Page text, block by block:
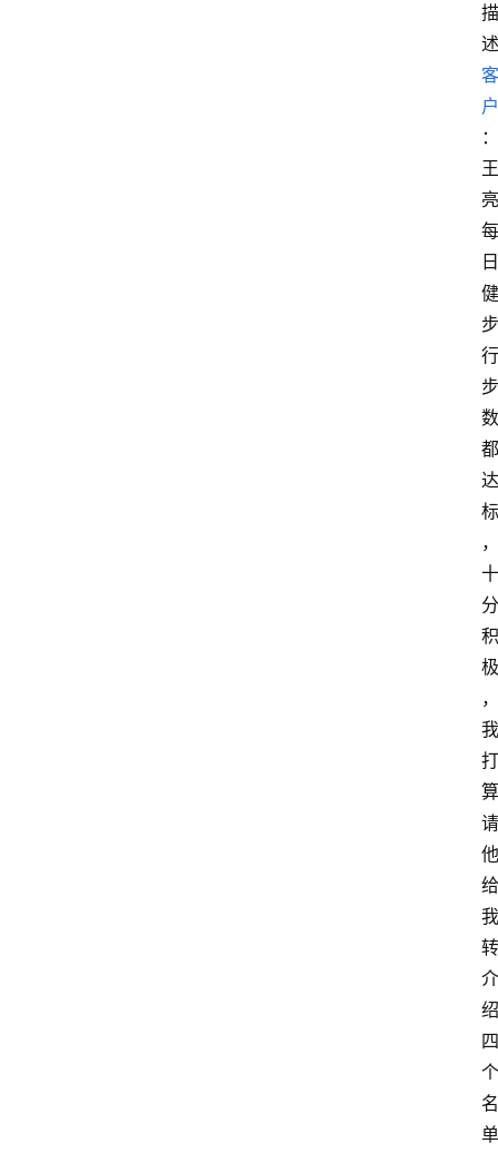
描
述
客
户
：
王
亮
每
日
健
步
行
步
数
都
达
标
，
十
分
积
极
，
我
打
算
请
他
给
我
转
介
绍
四
个
名
单